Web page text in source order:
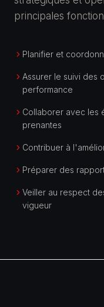
principales
Planifier et
Assurer le suivi des
performance
Collaborer avec les
prenantes
Contribuer à
Préparer des
Veiller au respect
vigueur